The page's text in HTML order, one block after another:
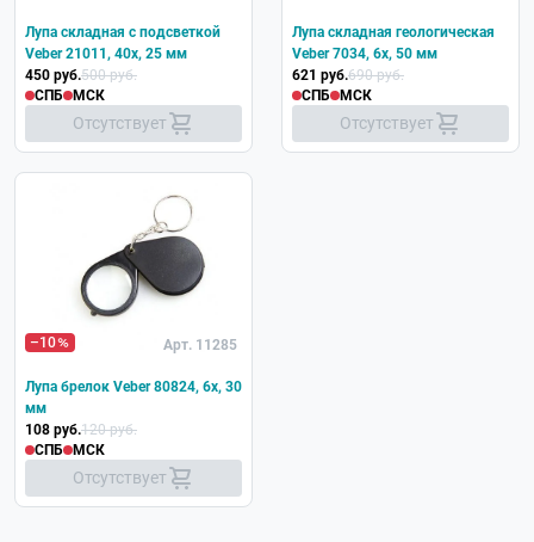
Лупа складная с подсветкой
Veber 21011, 40x, 25 мм
450 руб.500 руб.
СПБ
МСК
Отсутствует
Лупа складная геологическая
Veber 7034, 6x, 50 мм
621 руб.690 руб.
СПБ
МСК
Отсутствует
–10 Арт. 11285
Лупа брелок Veber 80824, 6x, 30
мм
108 руб.120 руб.
СПБ
МСК
Отсутствует